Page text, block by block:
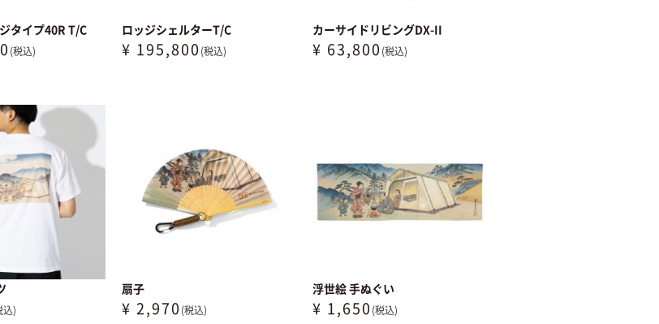
タイプ40R T/C
(税込)
ロッジシェルターT/C
¥ 195,800 (税込)
カーサイドリビングDX-II
¥ 63,800 (税込)
込)
扇子
¥ 2,970 (税込)
浮世絵 手ぬぐい
¥ 1,650 (税込)